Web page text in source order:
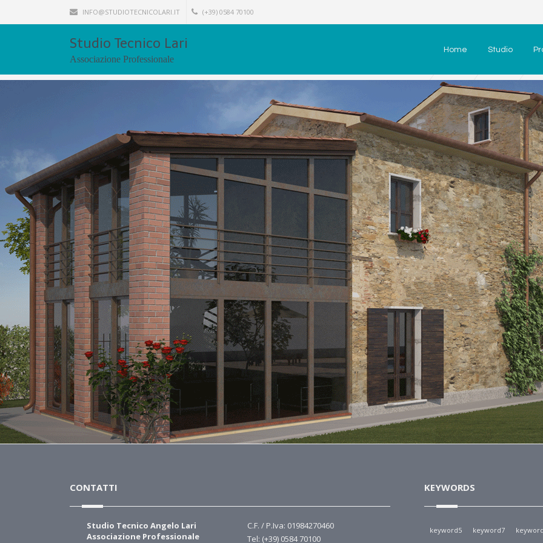
INFO@STUDIOTECNICOLARI.IT (+39) 0584 70100
Studio Tecnico Lari
Associazione Professionale
Home Studio
CONTATTI
Studio Tecnico Angelo Lari
Associazione Professionale
C.F. / P.Iva: 01984270460
Tel: (+39) 0584 70100
KEYWORDS
keyword5 keyword7